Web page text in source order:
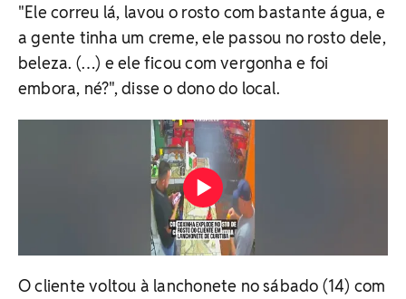
"Ele correu lá, lavou o rosto com bastante água, e
a gente tinha um creme, ele passou no rosto dele,
beleza. (…) e ele ficou com vergonha e foi
embora, né?", disse o dono do local.
O cliente voltou à lanchonete no sábado (14) com